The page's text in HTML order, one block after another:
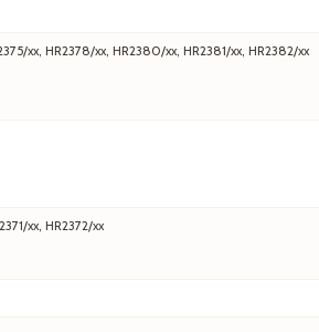
xx, HR2378/xx, HR2380/xx, HR2381/xx, HR2382/xx
xx, HR2372/xx